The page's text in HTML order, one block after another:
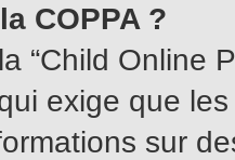
COPPA ?
“Child Online
exige que
sur